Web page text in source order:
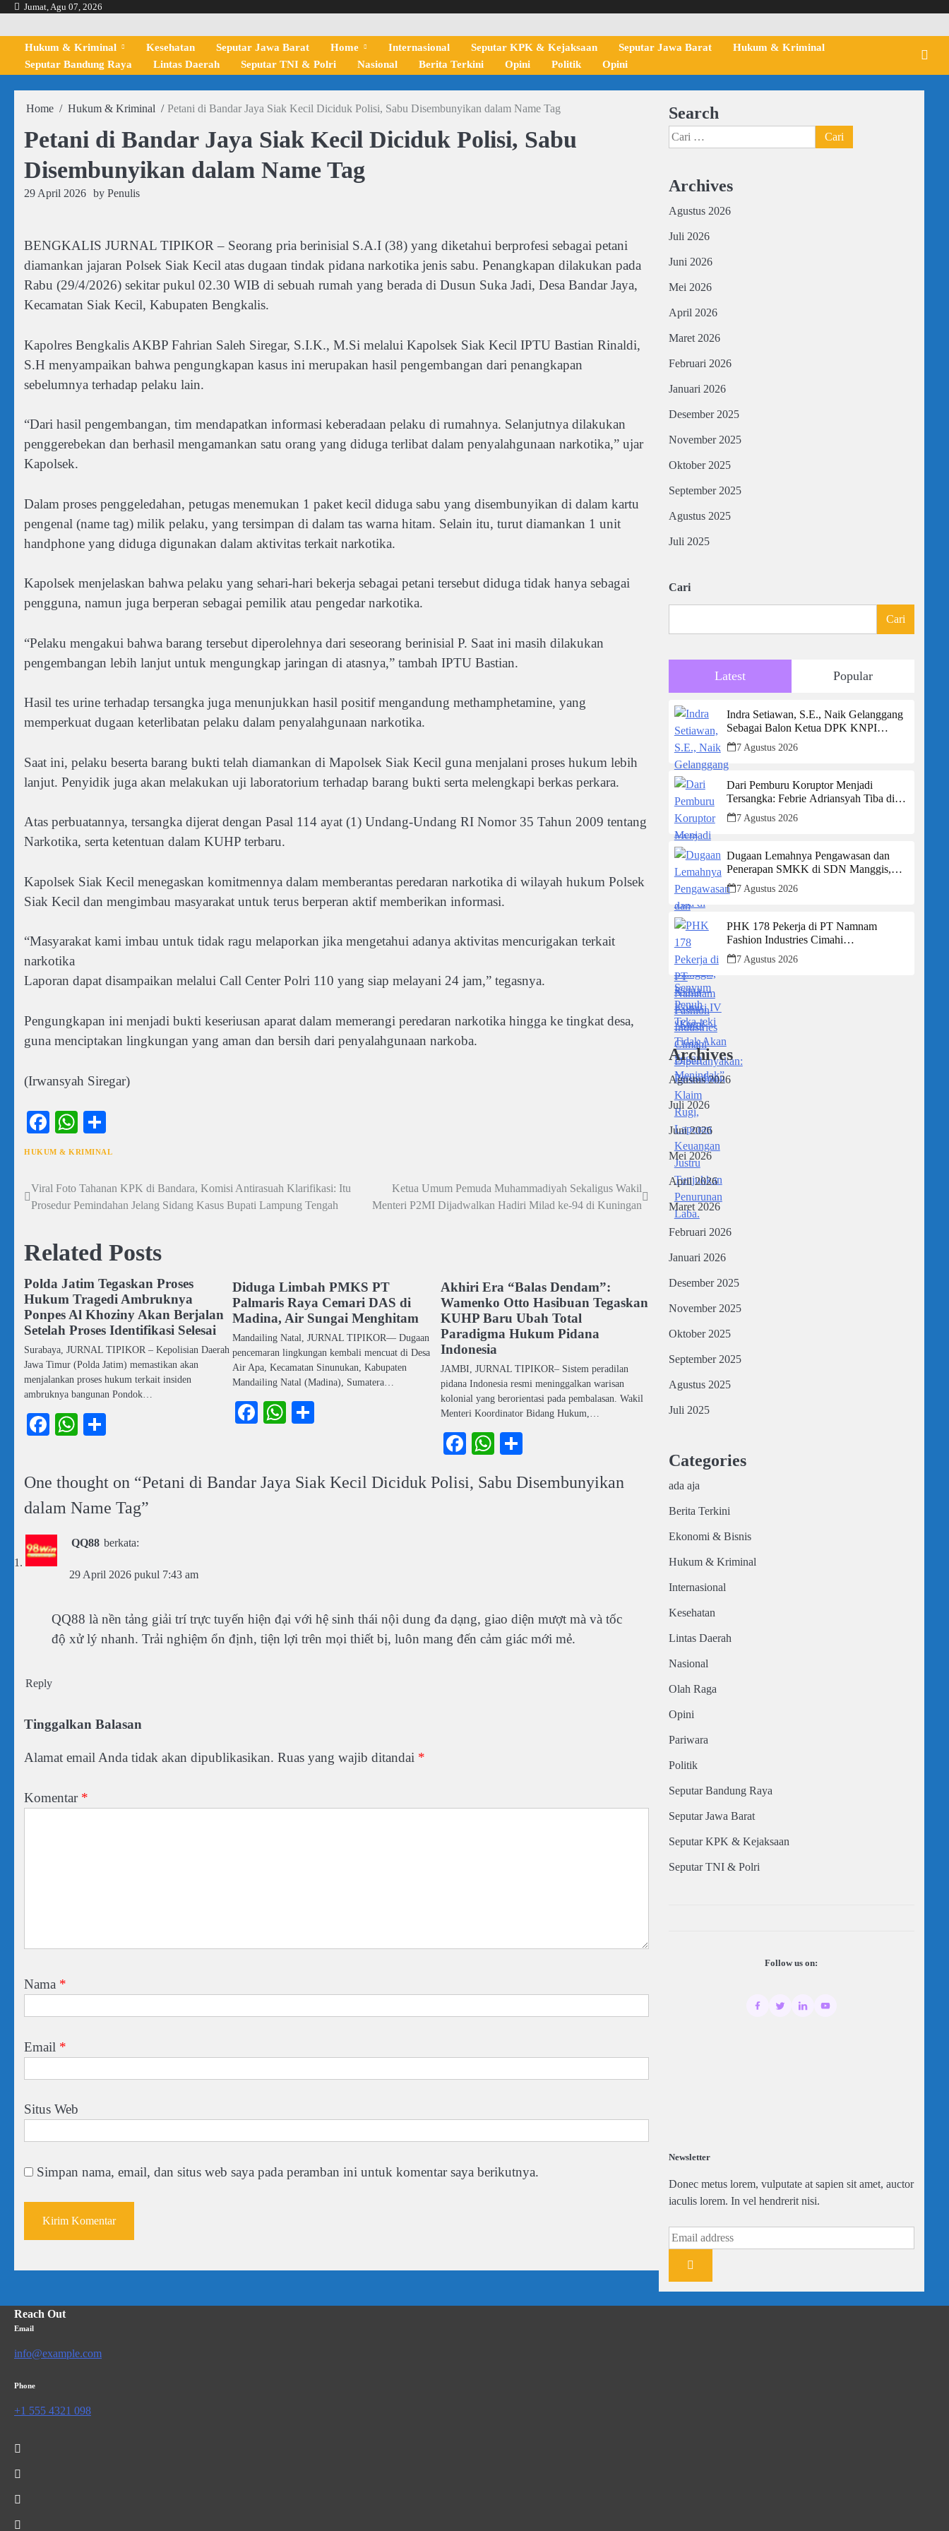
Skip
content
Jumat, Agu 07, 2026
Hukum & Kriminal Kesehatan Seputar Jawa Barat Home Internasional Seputar KPK & Kejaksaan Seputar Jawa Barat
Hukum & Kriminal
Seputar Bandung Raya
Lintas Daerah Seputar TNI & Polri Nasional Berita Terkini Opini Politik Opini
Home Hukum & Kriminal Petani di Bandar Jaya Siak Kecil Diciduk Polisi, Sabu Disembunyikan dalam Name Tag
Petani di Bandar Jaya Siak Kecil Diciduk Polisi, Sabu
Disembunyikan dalam Name Tag
29 April 2026 by Penulis
BENGKALIS JURNAL TIPIKOR – Seorang pria berinisial S.A.I (38) yang diketahui berprofesi sebagai petani
diamankan jajaran Polsek Siak Kecil atas dugaan tindak pidana narkotika jenis sabu. Penangkapan dilakukan pada
Rabu (29/4/2026) sekitar pukul 02.30 WIB di sebuah rumah yang berada di Dusun Suka Jadi, Desa Bandar Jaya,
Kecamatan Siak Kecil, Kabupaten Bengkalis.
Kapolres Bengkalis AKBP Fahrian Saleh Siregar, S.I.K., M.Si melalui Kapolsek Siak Kecil IPTU Bastian Rinaldi,
S.H menyampaikan bahwa pengungkapan kasus ini merupakan hasil pengembangan dari penangkapan
sebelumnya terhadap pelaku lain.
“Dari hasil pengembangan, tim mendapatkan informasi keberadaan pelaku di rumahnya. Selanjutnya dilakukan
penggerebekan dan berhasil mengamankan satu orang yang diduga terlibat dalam penyalahgunaan narkotika,” ujar
Kapolsek.
Dalam proses penggeledahan, petugas menemukan 1 paket kecil diduga sabu yang disembunyikan di dalam kartu
pengenal (name tag) milik pelaku, yang tersimpan di dalam tas warna hitam. Selain itu, turut diamankan 1 unit
handphone yang diduga digunakan dalam aktivitas terkait narkotika.
Kapolsek menjelaskan bahwa pelaku yang sehari-hari bekerja sebagai petani tersebut diduga tidak hanya sebagai
pengguna, namun juga berperan sebagai pemilik atau pengedar narkotika.
“Pelaku mengakui bahwa barang tersebut diperolehnya dari seseorang berinisial P. Saat ini masih dilakukan
pengembangan lebih lanjut untuk mengungkap jaringan di atasnya,” tambah IPTU Bastian.
Hasil tes urine terhadap tersangka juga menunjukkan hasil positif mengandung methamphetamine, yang
memperkuat dugaan keterlibatan pelaku dalam penyalahgunaan narkotika.
Saat ini, pelaku beserta barang bukti telah diamankan di Mapolsek Siak Kecil guna menjalani proses hukum lebih
lanjut. Penyidik juga akan melakukan uji laboratorium terhadap barang bukti serta melengkapi berkas perkara.
Atas perbuatannya, tersangka dijerat dengan Pasal 114 ayat (1) Undang-Undang RI Nomor 35 Tahun 2009 tentang
Narkotika, serta ketentuan dalam KUHP terbaru.
Kapolsek Siak Kecil menegaskan komitmennya dalam memberantas peredaran narkotika di wilayah hukum Polsek
Siak Kecil dan mengimbau masyarakat untuk terus berperan aktif memberikan informasi.
“Masyarakat kami imbau untuk tidak ragu melaporkan jika mengetahui adanya aktivitas mencurigakan terkait
narkotika
Laporan dapat disampaikan melalui Call Center Polri 110 yang siap melayani 24 jam,” tegasnya.
Pengungkapan ini menjadi bukti keseriusan aparat dalam memerangi peredaran narkotika hingga ke tingkat desa,
guna menciptakan lingkungan yang aman dan bersih dari penyalahgunaan narkoba.
(Irwansyah Siregar)
Facebook
WhatsApp
HUKUM & KRIMINAL
Navigasi
Viral Foto Tahanan KPK di Bandara, Komisi Antirasuah Klarifikasi: Itu
Prosedur Pemindahan Jelang Sidang Kasus Bupati Lampung Tengah
Ketua Umum Pemuda Muhammadiyah Sekaligus Wakil
Menteri P2MI Dijadwalkan Hadiri Milad ke-94 di Kuningan
Related Posts
Polda Jatim Tegaskan Proses
Hukum Tragedi Ambruknya
Ponpes Al Khoziny Akan Berjalan
Setelah Proses Identifikasi Selesai
Surabaya, JURNAL TIPIKOR – Kepolisian Daerah
Jawa Timur (Polda Jatim) memastikan akan
menjalankan proses hukum terkait insiden
ambruknya bangunan Pondok…
Facebook
WhatsApp
Diduga Limbah PMKS PT
Palmaris Raya Cemari DAS di
Madina, Air Sungai Menghitam
Mandailing Natal, JURNAL TIPIKOR— Dugaan
pencemaran lingkungan kembali mencuat di Desa
Air Apa, Kecamatan Sinunukan, Kabupaten
Mandailing Natal (Madina), Sumatera…
Facebook
WhatsApp
Akhiri Era “Balas Dendam”:
Wamenko Otto Hasibuan Tegaskan
KUHP Baru Ubah Total
Paradigma Hukum Pidana
Indonesia
JAMBI, JURNAL TIPIKOR– Sistem peradilan
pidana Indonesia resmi meninggalkan warisan
kolonial yang berorientasi pada pembalasan. Wakil
Menteri Koordinator Bidang Hukum,…
Facebook
WhatsApp
One thought on “Petani di Bandar Jaya Siak Kecil Diciduk Polisi, Sabu Disembunyikan
dalam Name Tag”
QQ88 berkata:
29 April 2026 pukul 7:43 am
QQ88 là nền tảng giải trí trực tuyến hiện đại với hệ sinh thái nội dung đa dạng, giao diện mượt mà và tốc
độ xử lý nhanh. Trải nghiệm ổn định, tiện lợi trên mọi thiết bị, luôn mang đến cảm giác mới mẻ.
Reply
Tinggalkan Balasan
Alamat email Anda tidak akan dipublikasikan. Ruas yang wajib ditandai *
Komentar *
Nama *
Email *
Situs Web
Simpan nama, email, dan situs web saya pada peramban ini untuk komentar saya berikutnya.
Search
Cari
untuk:
Archives
Agustus 2026
Juli 2026
Juni 2026
Mei 2026
April 2026
Maret 2026
Februari 2026
Januari 2026
Desember 2025
November 2025
Oktober 2025
September 2025
Agustus 2025
Juli 2025
Cari
Cari
Latest Popular
Indra Setiawan, S.E., Naik Gelanggang
Sebagai Balon Ketua DPK KNPI
Kecamatan Ciambar
7 Agustus 2026
Dari Pemburu Koruptor Menjadi
Tersangka: Febrie Adriansyah Tiba di
Kejagung Berborgol, Bawa Map Biru
dan Senyum Penuh Teka-teki
7 Agustus 2026
Dugaan Lemahnya Pengawasan dan
Penerapan SMKK di SDN Manggis,
Ketua Komisi IV “Kami Tidak Akan
Segan Menindak”
7 Agustus 2026
PHK 178 Pekerja di PT Namnam
Fashion Industries Cimahi
Dipertanyakan: Perusahaan Klaim Rugi,
Laporan Keuangan Justru Tunjukkan
7 Agustus 2026
Archives
Agustus 2026
Juli 2026
Juni 2026
Mei 2026
April 2026
Maret 2026
Februari 2026
Januari 2026
Desember 2025
November 2025
Oktober 2025
September 2025
Agustus 2025
Juli 2025
Categories
ada aja
Berita Terkini
Ekonomi & Bisnis
Hukum & Kriminal
Internasional
Kesehatan
Lintas Daerah
Nasional
Olah Raga
Opini
Pariwara
Politik
Seputar Bandung Raya
Seputar Jawa Barat
Seputar KPK & Kejaksaan
Seputar TNI & Polri
Follow us on:
Newsletter
Donec metus lorem, vulputate at sapien sit amet, auctor
iaculis lorem. In vel hendrerit nisi.
Reach Out
Email
info@example.com
Phone
+1 555 4321 098